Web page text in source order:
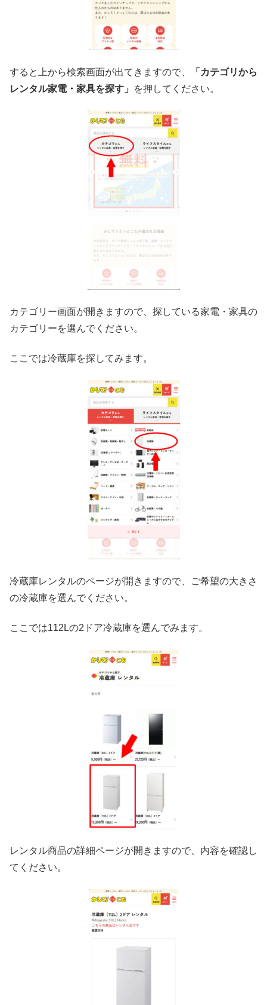
すると上から検索画面が出てきますので、
「カテゴリから
レンタル家電・家具を探す」
を押してください。
カテゴリー画面が開きますので、探している家電・家具の
カテゴリーを選んでください。
ここでは冷蔵庫を探してみます。
冷蔵庫レンタルのページが開きますので、ご希望の大きさ
の冷蔵庫を選んでください。
ここでは112Lの2ドア冷蔵庫を選んでみます。
レンタル商品の詳細ページが開きますので、内容を確認し
てください。